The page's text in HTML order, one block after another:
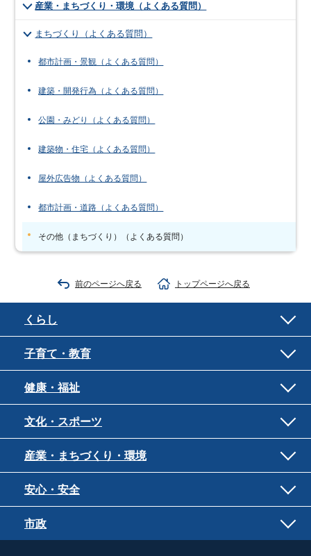
産業・まちづくり・環境（よくある質問）
まちづくり（よくある質問）
都市計画・景観（よくある質問）
建築・開発行為（よくある質問）
公園・みどり（よくある質問）
建築物・住宅（よくある質問）
屋外広告物（よくある質問）
都市計画・道路（よくある質問）
その他（まちづくり）（よくある質問）
前のページへ戻る トップページへ戻る
くらし
子育て・教育
健康・福祉
文化・スポーツ
産業・まちづくり・環境
安心・安全
市政